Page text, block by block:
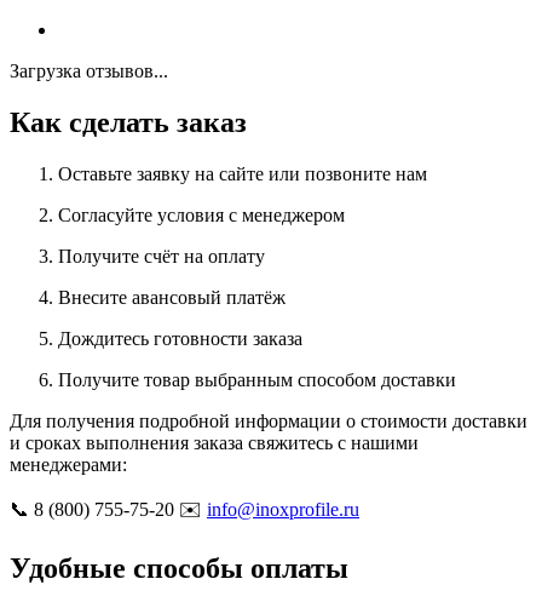
Загрузка отзывов...
Как сделать заказ
Оставьте заявку на сайте или позвоните нам
Согласуйте условия с менеджером
Получите счёт на оплату
Внесите авансовый платёж
Дождитесь готовности заказа
Получите товар выбранным способом доставки
Для получения подробной информации о стоимости доставки
и сроках выполнения заказа свяжитесь с нашими
менеджерами:
📞 8 (800) 755-75-20 ✉️ info@inoxprofile.ru
Удобные способы оплаты